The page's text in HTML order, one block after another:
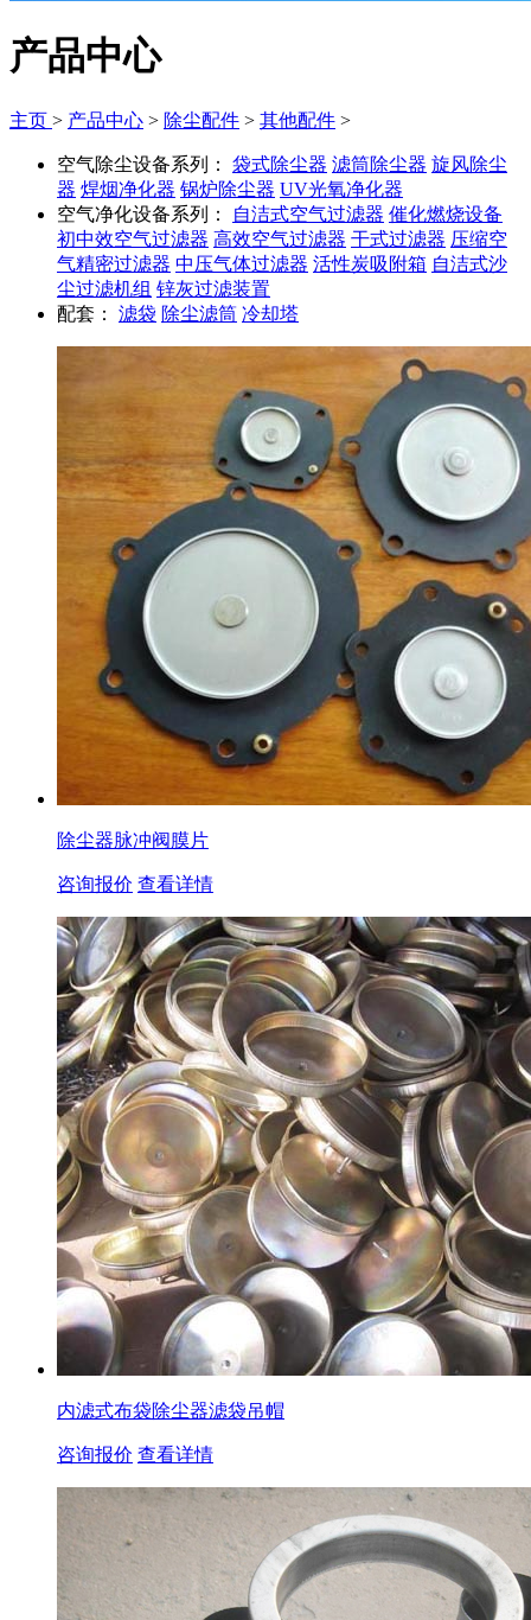
产品中心
主页 > 产品中心 > 除尘配件 > 其他配件 >
空气除尘设备系列： 袋式除尘器 滤筒除尘器 旋风除尘
器 焊烟净化器 锅炉除尘器 UV光氧净化器
空气净化设备系列：
自洁式空气过滤器 催化燃烧设备
初中效空气过滤器 高效空气过滤器 干式过滤器 压缩空
气精密过滤器 中压气体过滤器 活性炭吸附箱 自洁式沙
尘过滤机组 锌灰过滤装置
配套： 滤袋 除尘滤筒 冷却塔
除尘器脉冲阀膜片
咨询报价 查看详情
内滤式布袋除尘器滤袋吊帽
咨询报价 查看详情